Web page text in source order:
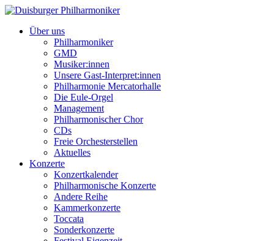
Über uns
Philharmoniker
GMD
Musiker:innen
Unsere Gast-Interpret:innen
Philharmonie Mercatorhalle
Die Eule-Orgel
Management
Philharmonischer Chor
CDs
Freie Orchesterstellen
Aktuelles
Konzerte
Konzertkalender
Philharmonische Konzerte
Andere Reihe
Kammerkonzerte
Toccata
Sonderkonzerte